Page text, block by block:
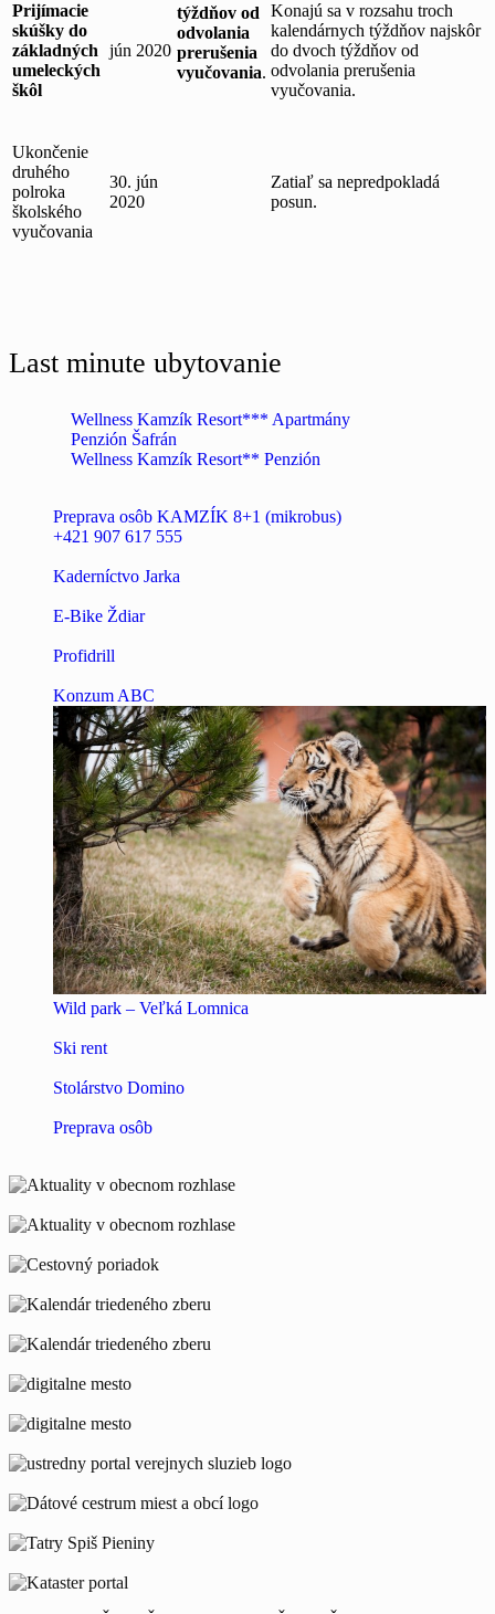
Prijímacie
skúšky do
základných
umeleckých
škôl
jún 2020
týždňov od
odvolania
prerušenia
vyučovania.
Konajú sa v rozsahu troch
kalendárnych týždňov najskôr
do dvoch týždňov od
odvolania prerušenia
vyučovania.
Ukončenie
druhého
polroka
školského
vyučovania
30. jún
2020
Zatiaľ sa nepredpokladá
posun.
Last minute ubytovanie
Wellness Kamzík Resort*** Apartmány
Penzión Šafrán
Wellness Kamzík Resort** Penzión
Preprava osôb KAMZÍK 8+1 (mikrobus)
+421 907 617 555
Kaderníctvo Jarka
E-Bike Ždiar
Profidrill
Konzum ABC
Wild park – Veľká Lomnica
Ski rent
Stolárstvo Domino
Preprava osôb